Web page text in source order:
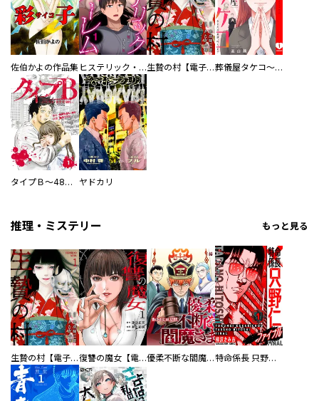
佐伯かよの作品集 ヒステリック・ハーレム～搾られる男と堕ちる女～【電子単行本版】 生贄の村【電子単行本版】 葬儀屋タケコ～あなたの最期、叶えます【電子単行本版】
タイプＢ～48時間後、致死率100％～【単話】 ヤドカリ
推理・ミステリー もっと見る
生贄の村【電子単行本版】 復讐の魔女【電子単行本版】 優柔不断な閻魔さま 特命係長 只野仁ファイナル 愛蔵版